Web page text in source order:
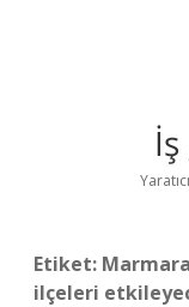
İş
Etiket:
ilçeleri